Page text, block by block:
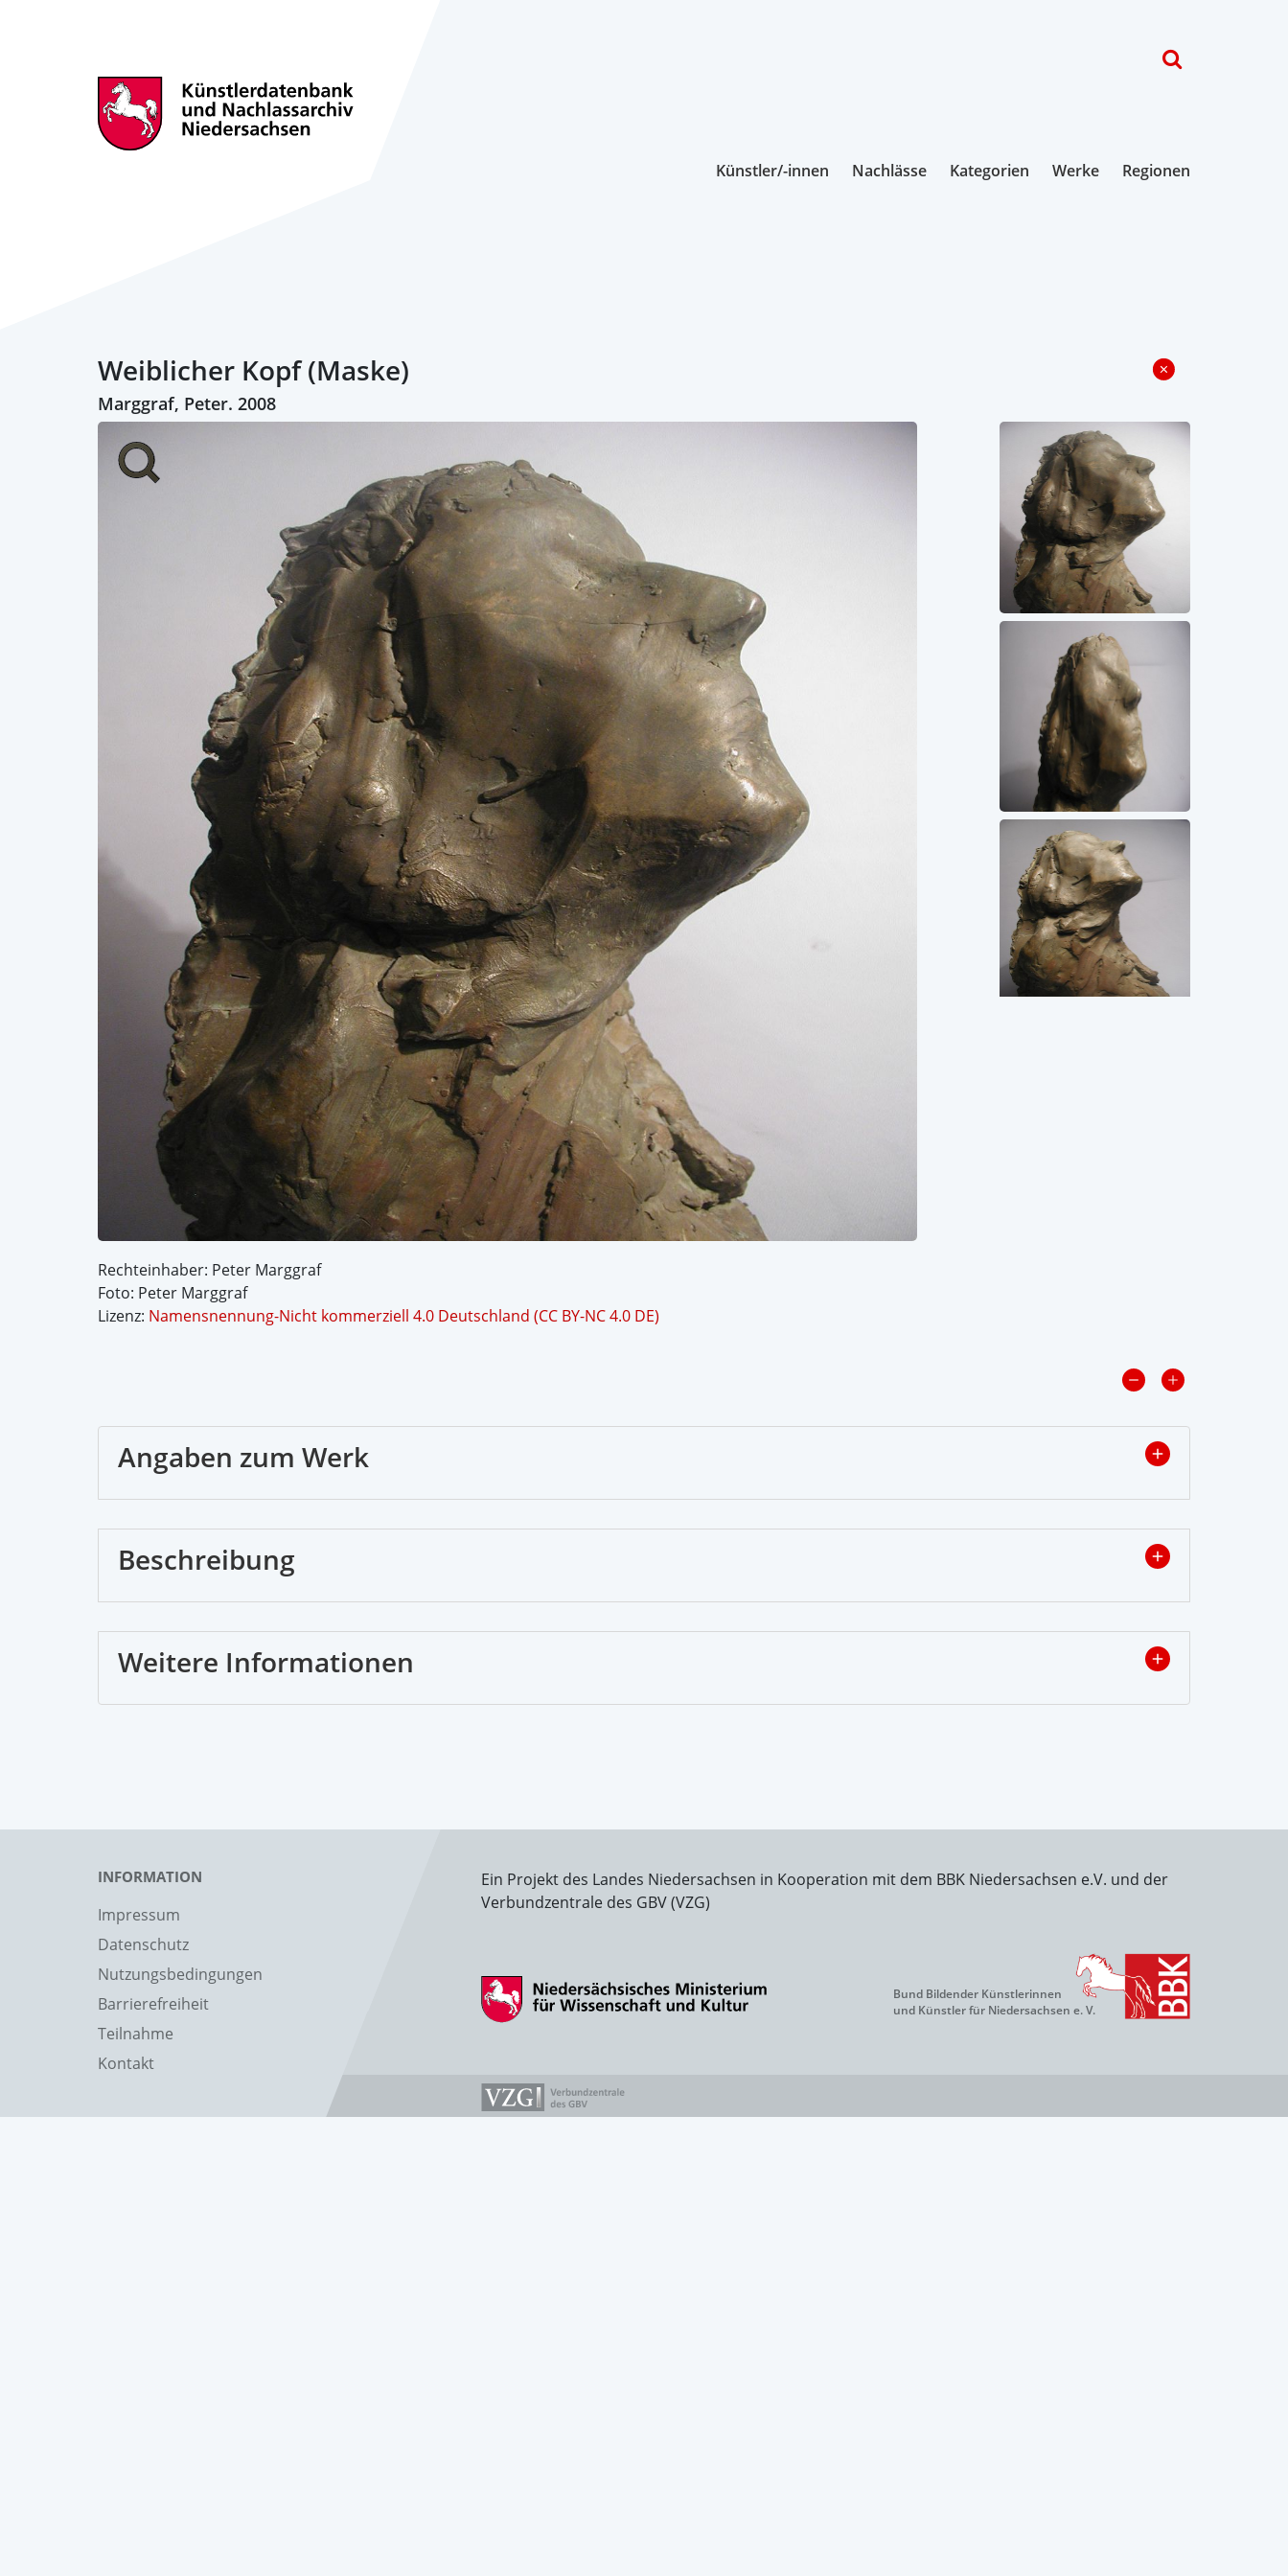
Künstler/-innen Nachlässe Kategorien Werke Regionen
Weiblicher Kopf (Maske)
Marggraf, Peter. 2008
Rechteinhaber: Peter Marggraf
Foto: Peter Marggraf
Lizenz: Namensnennung-Nicht kommerziell 4.0 Deutschland (CC BY-NC 4.0 DE)
Angaben zum Werk
Beschreibung
Weitere Informationen
INFORMATION
Impressum
Datenschutz
Nutzungsbedingungen
Barrierefreiheit
Teilnahme
Kontakt
Ein Projekt des Landes Niedersachsen in Kooperation mit dem BBK Niedersachsen e.V. und der
Verbundzentrale des GBV (VZG)
Bund Bildender Künstlerinnen
und Künstler für Niedersachsen e. V.